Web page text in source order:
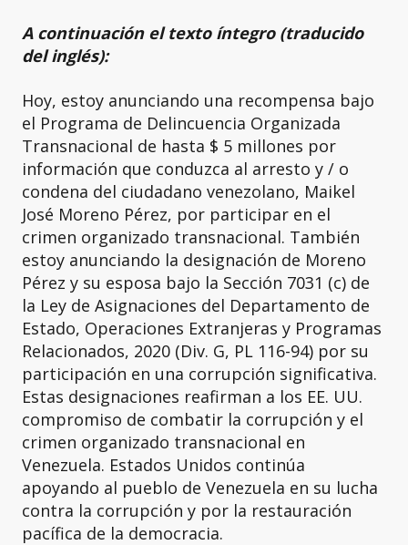
A continuación el texto íntegro (traducido
del inglés):
Hoy, estoy anunciando una recompensa bajo
el Programa de Delincuencia Organizada
Transnacional de hasta $ 5 millones por
información que conduzca al arresto y / o
condena del ciudadano venezolano, Maikel
José Moreno Pérez, por participar en el
crimen organizado transnacional. También
estoy anunciando la designación de Moreno
Pérez y su esposa bajo la Sección 7031 (c) de
la Ley de Asignaciones del Departamento de
Estado, Operaciones Extranjeras y Programas
Relacionados, 2020 (Div. G, PL 116-94) por su
participación en una corrupción significativa.
Estas designaciones reafirman a los EE. UU.
compromiso de combatir la corrupción y el
crimen organizado transnacional en
Venezuela. Estados Unidos continúa
apoyando al pueblo de Venezuela en su lucha
contra la corrupción y por la restauración
pacífica de la democracia.